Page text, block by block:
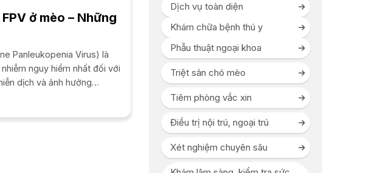
ở mèo – Những
Panleukopenia Virus) là
nguy hiểm nhất đối với
dịch và ảnh hưởng
biệt là những...
Dịch vụ toàn diện
Khám chữa bệnh thú y
Phẫu thuật ngoại khoa
Triệt sản chó mèo
Tiêm phòng vắc xin
Điều trị nội trú, ngoại trú
Xét nghiệm chuyên sâu